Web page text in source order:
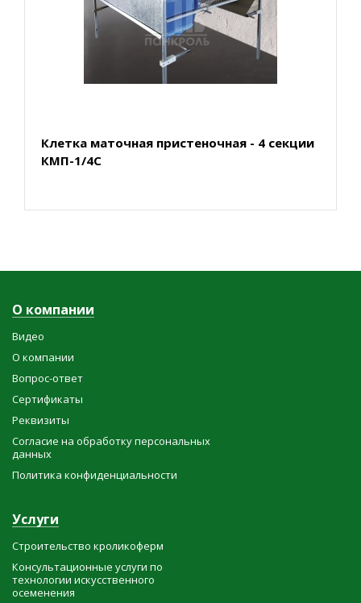
Клетка маточная пристеночная - 4 секции
КМП-1/4С
О компании
Видео
О компании
Вопрос-ответ
Сертификаты
Реквизиты
Согласие на обработку персональных
данных
Политика конфиденциальности
Услуги
Строительство кроликоферм
Консультационные услуги по
технологии искусственного
осеменения